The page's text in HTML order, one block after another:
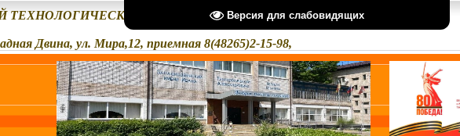
Версия для слабовидящих
ТЕХНОЛОГИЧЕСКИЙ КОЛЛЕДЖ ИМ.И.А.КОВАЛЕВА"
Двина, ул. Мира,12, приемная 8(48265)2-15-98,